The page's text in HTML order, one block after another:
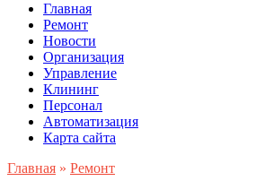
Главная
Ремонт
Новости
Организация
Управление
Клининг
Персонал
Автоматизация
Карта сайта
Главная » Ремонт